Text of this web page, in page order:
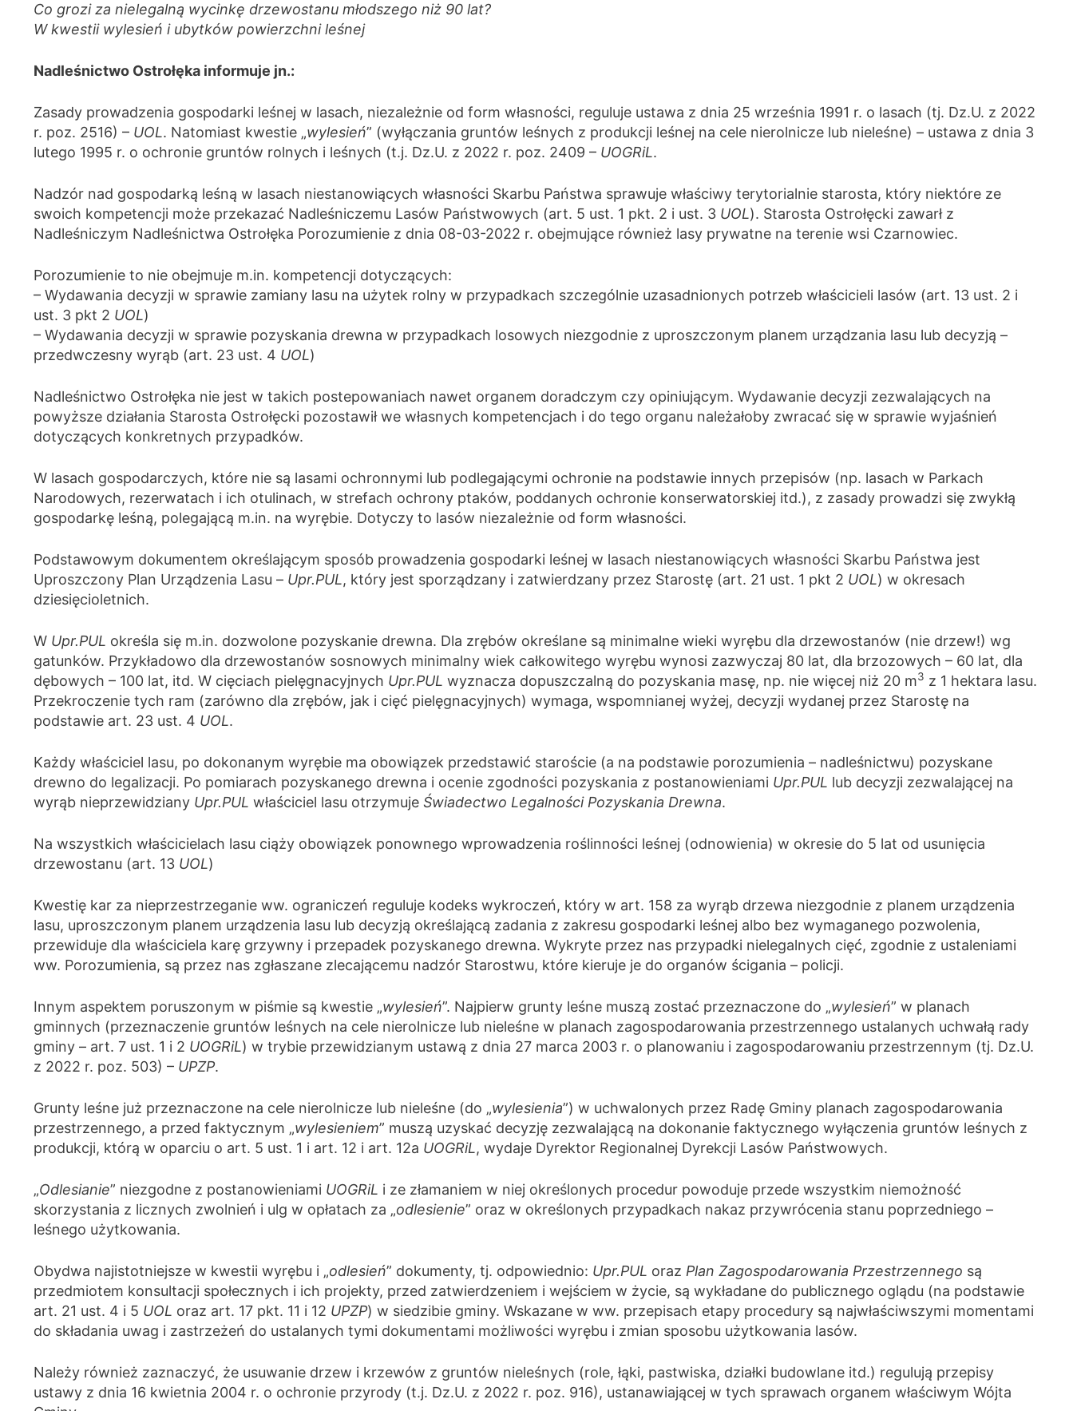
Co grozi za nielegalną wycinkę drzewostanu młodszego niż 90 lat?
W kwestii wylesień i ubytków powierzchni leśnej
Nadleśnictwo Ostrołęka informuje jn.:
Zasady prowadzenia gospodarki leśnej w lasach, niezależnie od form własności, reguluje ustawa z dnia 25 września 1991 r. o lasach (tj. Dz.U. z 2022
r. poz. 2516) – UOL. Natomiast kwestie „wylesień” (wyłączania gruntów leśnych z produkcji leśnej na cele nierolnicze lub nieleśne) – ustawa z dnia 3
lutego 1995 r. o ochronie gruntów rolnych i leśnych (t.j. Dz.U. z 2022 r. poz. 2409 – UOGRiL.
Nadzór nad gospodarką leśną w lasach niestanowiących własności Skarbu Państwa sprawuje właściwy terytorialnie starosta, który niektóre ze
swoich kompetencji może przekazać Nadleśniczemu Lasów Państwowych (art. 5 ust. 1 pkt. 2 i ust. 3 UOL). Starosta Ostrołęcki zawarł z
Nadleśniczym Nadleśnictwa Ostrołęka Porozumienie z dnia 08-03-2022 r. obejmujące również lasy prywatne na terenie wsi Czarnowiec.
Porozumienie to nie obejmuje m.in. kompetencji dotyczących:
– Wydawania decyzji w sprawie zamiany lasu na użytek rolny w przypadkach szczególnie uzasadnionych potrzeb właścicieli lasów (art. 13 ust. 2 i
ust. 3 pkt 2 UOL)
– Wydawania decyzji w sprawie pozyskania drewna w przypadkach losowych niezgodnie z uproszczonym planem urządzania lasu lub decyzją –
przedwczesny wyrąb (art. 23 ust. 4 UOL)
Nadleśnictwo Ostrołęka nie jest w takich postepowaniach nawet organem doradczym czy opiniującym. Wydawanie decyzji zezwalających na
powyższe działania Starosta Ostrołęcki pozostawił we własnych kompetencjach i do tego organu należałoby zwracać się w sprawie wyjaśnień
dotyczących konkretnych przypadków.
W lasach gospodarczych, które nie są lasami ochronnymi lub podlegającymi ochronie na podstawie innych przepisów (np. lasach w Parkach
Narodowych, rezerwatach i ich otulinach, w strefach ochrony ptaków, poddanych ochronie konserwatorskiej itd.), z zasady prowadzi się zwykłą
gospodarkę leśną, polegającą m.in. na wyrębie. Dotyczy to lasów niezależnie od form własności.
Podstawowym dokumentem określającym sposób prowadzenia gospodarki leśnej w lasach niestanowiących własności Skarbu Państwa jest
Uproszczony Plan Urządzenia Lasu – Upr.PUL, który jest sporządzany i zatwierdzany przez Starostę (art. 21 ust. 1 pkt 2 UOL) w okresach
dziesięcioletnich.
W Upr.PUL określa się m.in. dozwolone pozyskanie drewna. Dla zrębów określane są minimalne wieki wyrębu dla drzewostanów (nie drzew!) wg
gatunków. Przykładowo dla drzewostanów sosnowych minimalny wiek całkowitego wyrębu wynosi zazwyczaj 80 lat, dla brzozowych – 60 lat, dla
dębowych – 100 lat, itd. W cięciach pielęgnacyjnych Upr.PUL wyznacza dopuszczalną do pozyskania masę, np. nie więcej niż 20 m3 z 1 hektara lasu.
Przekroczenie tych ram (zarówno dla zrębów, jak i cięć pielęgnacyjnych) wymaga, wspomnianej wyżej, decyzji wydanej przez Starostę na
podstawie art. 23 ust. 4 UOL.
Każdy właściciel lasu, po dokonanym wyrębie ma obowiązek przedstawić staroście (a na podstawie porozumienia – nadleśnictwu) pozyskane
drewno do legalizacji. Po pomiarach pozyskanego drewna i ocenie zgodności pozyskania z postanowieniami Upr.PUL lub decyzji zezwalającej na
wyrąb nieprzewidziany Upr.PUL właściciel lasu otrzymuje Świadectwo Legalności Pozyskania Drewna.
Na wszystkich właścicielach lasu ciąży obowiązek ponownego wprowadzenia roślinności leśnej (odnowienia) w okresie do 5 lat od usunięcia
drzewostanu (art. 13 UOL)
Kwestię kar za nieprzestrzeganie ww. ograniczeń reguluje kodeks wykroczeń, który w art. 158 za wyrąb drzewa niezgodnie z planem urządzenia
lasu, uproszczonym planem urządzenia lasu lub decyzją określającą zadania z zakresu gospodarki leśnej albo bez wymaganego pozwolenia,
przewiduje dla właściciela karę grzywny i przepadek pozyskanego drewna. Wykryte przez nas przypadki nielegalnych cięć, zgodnie z ustaleniami
ww. Porozumienia, są przez nas zgłaszane zlecającemu nadzór Starostwu, które kieruje je do organów ścigania – policji.
Innym aspektem poruszonym w piśmie są kwestie „wylesień”. Najpierw grunty leśne muszą zostać przeznaczone do „wylesień” w planach
gminnych (przeznaczenie gruntów leśnych na cele nierolnicze lub nieleśne w planach zagospodarowania przestrzennego ustalanych uchwałą rady
gminy – art. 7 ust. 1 i 2 UOGRiL) w trybie przewidzianym ustawą z dnia 27 marca 2003 r. o planowaniu i zagospodarowaniu przestrzennym (tj. Dz.U.
z 2022 r. poz. 503) – UPZP.
Grunty leśne już przeznaczone na cele nierolnicze lub nieleśne (do „wylesienia”) w uchwalonych przez Radę Gminy planach zagospodarowania
przestrzennego, a przed faktycznym „wylesieniem” muszą uzyskać decyzję zezwalającą na dokonanie faktycznego wyłączenia gruntów leśnych z
produkcji, którą w oparciu o art. 5 ust. 1 i art. 12 i art. 12a UOGRiL, wydaje Dyrektor Regionalnej Dyrekcji Lasów Państwowych.
„Odlesianie” niezgodne z postanowieniami UOGRiL i ze złamaniem w niej określonych procedur powoduje przede wszystkim niemożność
skorzystania z licznych zwolnień i ulg w opłatach za „odlesienie” oraz w określonych przypadkach nakaz przywrócenia stanu poprzedniego –
leśnego użytkowania.
Obydwa najistotniejsze w kwestii wyrębu i „odlesień” dokumenty, tj. odpowiednio: Upr.PUL oraz Plan Zagospodarowania Przestrzennego są
przedmiotem konsultacji społecznych i ich projekty, przed zatwierdzeniem i wejściem w życie, są wykładane do publicznego oglądu (na podstawie
art. 21 ust. 4 i 5 UOL oraz art. 17 pkt. 11 i 12 UPZP) w siedzibie gminy. Wskazane w ww. przepisach etapy procedury są najwłaściwszymi momentami
do składania uwag i zastrzeżeń do ustalanych tymi dokumentami możliwości wyrębu i zmian sposobu użytkowania lasów.
Należy również zaznaczyć, że usuwanie drzew i krzewów z gruntów nieleśnych (role, łąki, pastwiska, działki budowlane itd.) regulują przepisy
ustawy z dnia 16 kwietnia 2004 r. o ochronie przyrody (t.j. Dz.U. z 2022 r. poz. 916), ustanawiającej w tych sprawach organem właściwym Wójta